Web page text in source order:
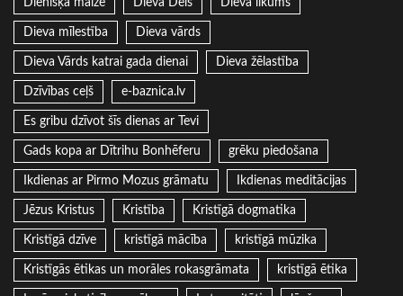
Dienišķā maize Dieva Dēls Dieva likums
Dieva mīlestība Dieva vārds
Dieva Vārds katrai gada dienai Dieva žēlastība
Dzīvības ceļš e-baznica.lv
Es gribu dzīvot šīs dienas ar Tevi
Gads kopa ar Dītrihu Bonhēferu grēku piedošana
Ikdienas ar Pirmo Mozus grāmatu Ikdienas meditācijas
Jēzus Kristus Kristība Kristīgā dogmatika
Kristīgā dzīve kristīgā mācība kristīgā mūzika
Kristīgās ētikas un morāles rokasgrāmata kristīgā ētika